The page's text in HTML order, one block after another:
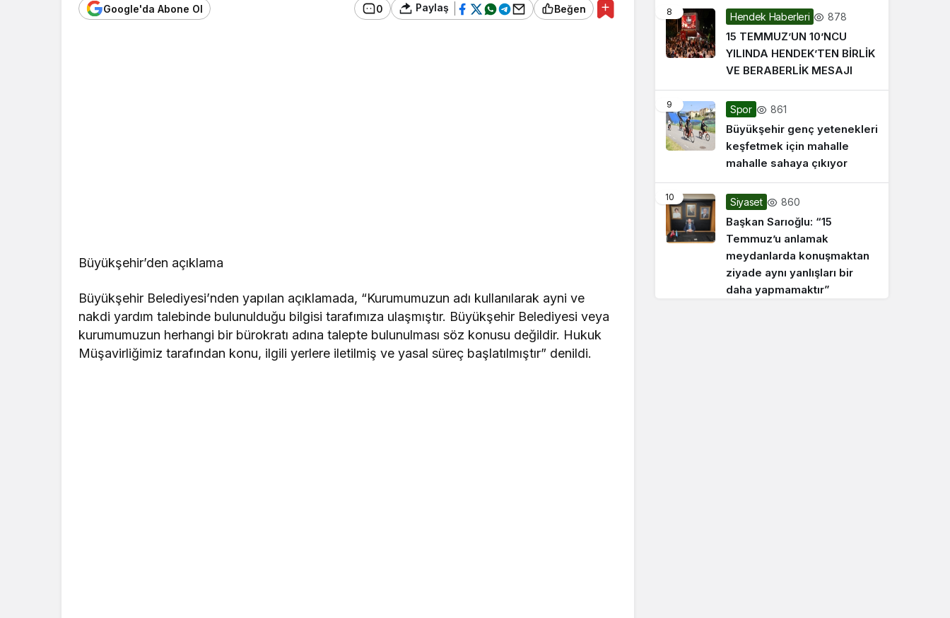
Google'da Abone Ol 0 Paylaş Beğen
Büyükşehir’den açıklama
Büyükşehir Belediyesi’nden yapılan açıklamada, “Kurumumuzun adı kullanılarak ayni ve
nakdi yardım talebinde bulunulduğu bilgisi tarafımıza ulaşmıştır. Büyükşehir Belediyesi veya
kurumumuzun herhangi bir bürokratı adına talepte bulunulması söz konusu değildir. Hukuk
Müşavirliğimiz tarafından konu, ilgili yerlere iletilmiş ve yasal süreç başlatılmıştır” denildi.
8 Hendek Haberleri 878
15 TEMMUZ’UN 10’NCU
YILINDA HENDEK’TEN BİRLİK
VE BERABERLİK MESAJI
9 Spor 861
Büyükşehir genç yetenekleri
keşfetmek için mahalle
mahalle sahaya çıkıyor
10 Siyaset 860
Başkan Sarıoğlu: “15
Temmuz’u anlamak
meydanlarda konuşmaktan
ziyade aynı yanlışları bir
daha yapmamaktır”